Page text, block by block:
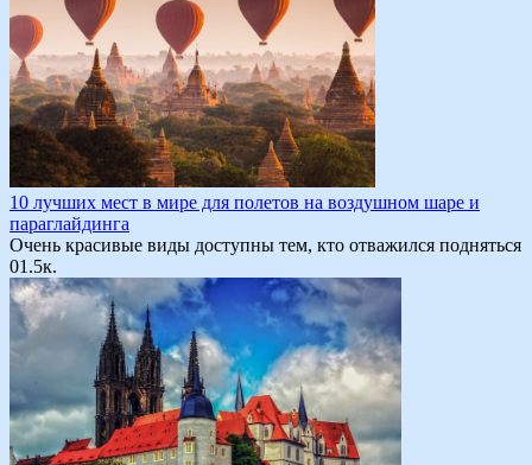
10 лучших мест в мире для полетов на воздушном шаре и
параглайдинга
Очень красивые виды доступны тем, кто отважился подняться
01.5к.